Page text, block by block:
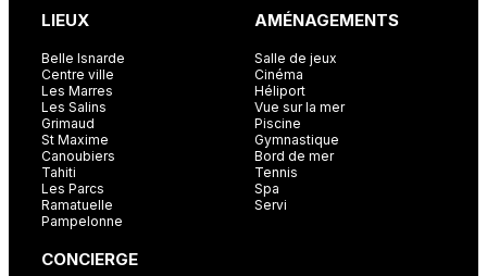
LIEUX
Belle Isnarde
Centre ville
Les Marres
Les Salins
Grimaud
St Maxime
Canoubiers
Tahiti
Les Parcs
Ramatuelle
Pampelonne
AMÉNAGEMENTS
Salle de jeux
Cinéma
Héliport
Vue sur la mer
Piscine
Gymnastique
Bord de mer
Tennis
Spa
Servi
CONCIERGE